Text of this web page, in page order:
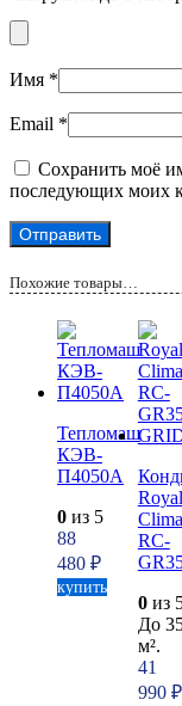
Имя *
Email *
Сохранить моё
последующих моих
Похожие товары…
Тепломаш
КЭВ-
П4050A
0 из 5
88
480 ₽
купить
Royal
Clima
RC-
0из
До
м².
41
990 ₽